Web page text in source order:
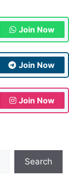
Join Now
Join Now
Join Now
Search